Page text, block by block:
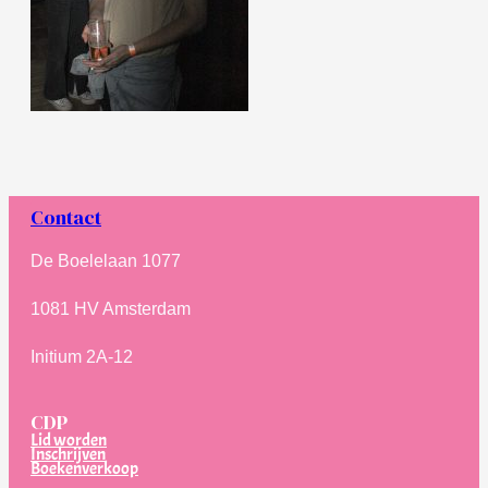
Contact
De Boelelaan 1077
1081 HV Amsterdam
Initium 2A-12
CDP
Lid worden
Inschrijven
Boekenverkoop